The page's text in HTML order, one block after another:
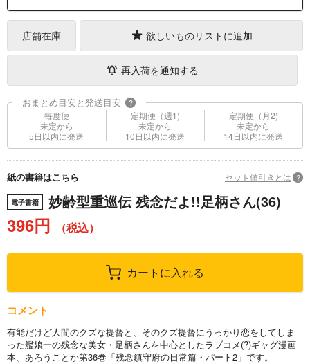
店舗在庫 欲しいものリストに追加
再入荷を通知する
おまとめ目安と発送目安 ?
毎度便
未定から
5日以内に発送
定期便（週1)
未定から
10日以内に発送
定期便（月2)
未定から
14日以内に発送
紙の書籍はこちら セット値引きとは ?
電子書籍 妙齢型重巡伝 残念だよ!!足柄さん(36)
396円 （税込）
カートに入れる
コメント
有能だけど人間のクズな提督と、そのクズ提督にうっかり恋をしてしま
った艦娘一の残念な美女・足柄さんを中心としたラブコメ(?)ギャグ漫画
本、あろうことか第36巻「残念鎮守府の日常篇・パート2」です。